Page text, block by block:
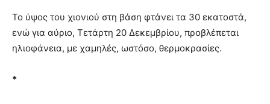
Το ύψος του χιονιού στη βάση φτάνει τα 30 εκατοστά,
ενώ για αύριο, Τετάρτη 20 Δεκεμβρίου, προβλέπεται
ηλιοφάνεια, με χαμηλές, ωστόσο, θερμοκρασίες.
*